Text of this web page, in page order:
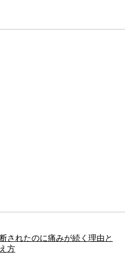
されたのに痛みが続く理由と
方